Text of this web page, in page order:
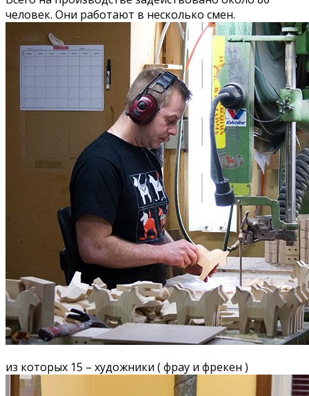
человек. Они работают в несколько смен.
из которых 15 – художники ( фрау и фрекен )